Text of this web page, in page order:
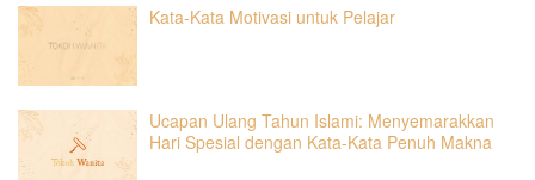
Kata-Kata Motivasi untuk Pelajar
Ucapan Ulang Tahun Islami: Menyemarakkan
Hari Spesial dengan Kata-Kata Penuh Makna